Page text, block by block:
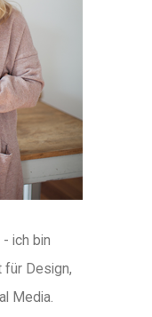
ich bin
für Design,
Media.